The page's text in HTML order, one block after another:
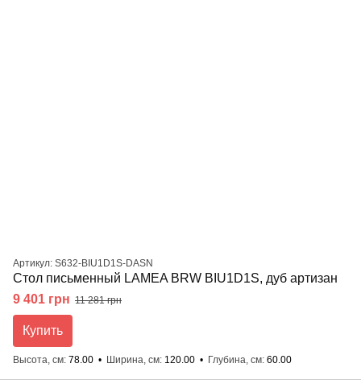
Артикул: S632-BIU1D1S-DASN
Стол письменный LAMEA BRW BIU1D1S, дуб артизан
9 401 грн 11 281 грн
Купить
Высота, см 78.00 Ширина, см 120.00 Глубина, см 60.00